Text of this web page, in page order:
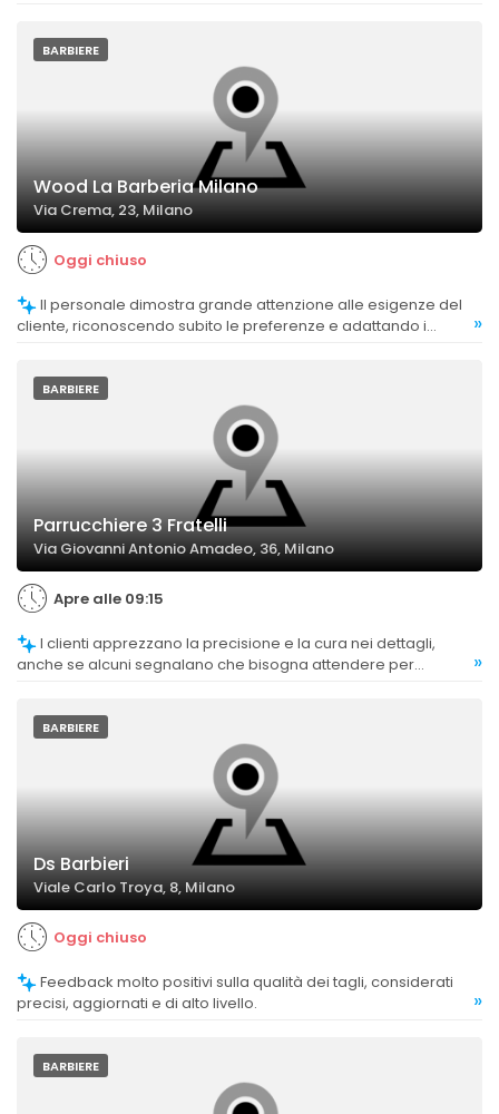
BARBIERE
Wood La Barberia Milano
Via Crema, 23, Milano
Oggi chiuso
cliente, riconoscendo subito le preferenze e adattando i
»
BARBIERE
Parrucchiere 3 Fratelli
Via Giovanni Antonio Amadeo, 36, Milano
Apre alle 09:15
anche se alcuni segnalano che bisogna attendere per
»
BARBIERE
Ds Barbieri
Viale Carlo Troya, 8, Milano
Oggi chiuso
precisi, aggiornati e di alto livello.
»
BARBIERE